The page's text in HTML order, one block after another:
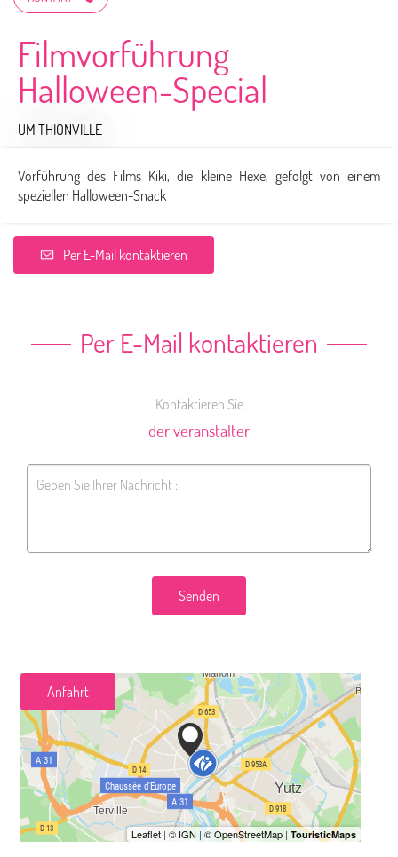
Filmvorführung
Halloween-Special
UM THIONVILLE
Vorführung des Films Kiki, die kleine Hexe, gefolgt von einem
speziellen Halloween-Snack
Per E-Mail kontaktieren
Per E-Mail kontaktieren
Kontaktieren Sie
der veranstalter
Senden
Anfahrt